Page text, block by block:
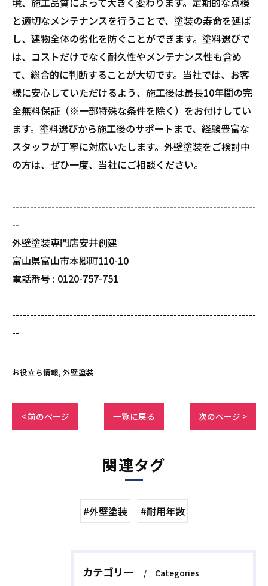
と適切なメンテナンスを行うことで、塗装の寿命を延ば
し、建物全体の劣化を防ぐことができます。塗料選びで
は、コストだけでなく耐久性やメンテナンス性も含め
て、総合的に判断することが大切です。当社では、お客
様に安心していただけるよう、施工後は最長10年間の完
全無料保証（※一部特殊な条件を除く）をお付けしてい
ます。塗料選びから施工後のサポートまで、経験豊富な
スタッフが丁寧に対応いたします。外壁塗装をご検討中
の方は、ぜひ一度、当社にご相談ください。
--------------------------------------------------------------------
--
外壁塗装専門店安井創建
富山県富山市本郷町110-10
電話番号 : 0120-757-751
--------------------------------------------------------------------
--
お役立ち情報 外壁塗装
< 前のページ 一覧に戻る 次のページ >
関連タグ
#外壁塗装 #耐用年数
カテゴリー Categories